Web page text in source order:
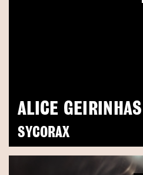
ALICE GEIRINHAS
SYCORAX